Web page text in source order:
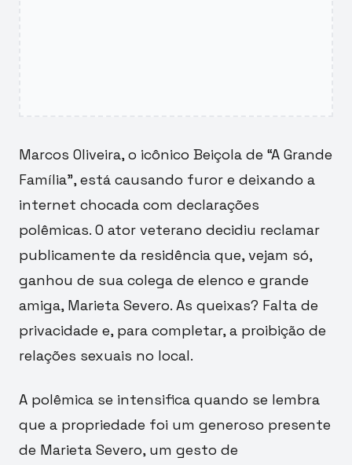
Marcos Oliveira, o icônico Beiçola de “A Grande
Família”, está causando furor e deixando a
internet chocada com declarações
polêmicas. O ator veterano decidiu reclamar
publicamente da residência que, vejam só,
ganhou de sua colega de elenco e grande
amiga, Marieta Severo. As queixas? Falta de
privacidade e, para completar, a proibição de
relações sexuais no local.
A polêmica se intensifica quando se lembra
que a propriedade foi um generoso presente
de Marieta Severo, um gesto de